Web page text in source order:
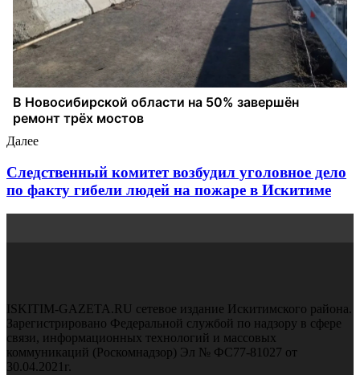
Далее
Следственный комитет возбудил уголовное дело
по факту гибели людей на пожаре в Искитиме
ISKITIM-GAZETA.RU сетевое издание Искитимского района.
Зарегистрировано Федеральной службой по надзору в сфере
связи, информационных технологий и массовых
коммуникаций (Роскомнадзор) Эл № ФС77-81027 от
30.04.2021г.